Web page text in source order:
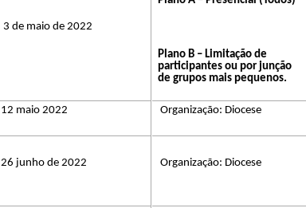
3 de maio de 2022
Plano B – Limitação de
participantes ou por junção
de grupos mais pequenos.
12 maio 2022 Organização: Diocese
26 junho de 2022 Organização: Diocese